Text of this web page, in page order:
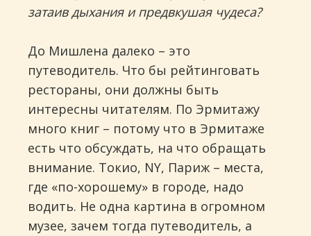
затаив дыхания и предвкушая чудеса?
До Мишлена далеко – это
путеводитель. Что бы рейтинговать
рестораны, они должны быть
интересны читателям. По Эрмитажу
много книг – потому что в Эрмитаже
есть что обсуждать, на что обращать
внимание. Токио, NY, Париж – места,
где «по-хорошему» в городе, надо
водить. Не одна картина в огромном
музее, зачем тогда путеводитель, а